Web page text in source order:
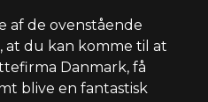
af de ovenstående
at du kan komme til at
Danmark, få
blive en fantastisk